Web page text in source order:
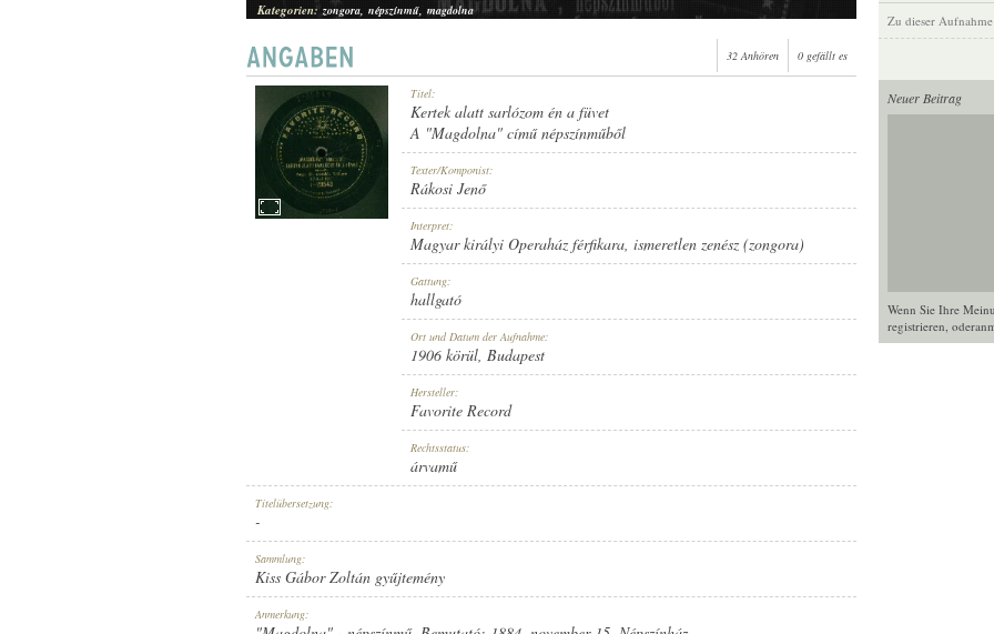
Zu dieser
Neuer Beitrag
Wenn Sie Ihre
registrieren, oder
HALLGATÓ
1906 KÖRÜL
FAVORITE RECORD
1-29543
Kategorien: zongora népszínmű magdolna
32 Anhören 0 gefällt es
Titel:
Kertek alatt sarlózom én a füvet
A "Magdolna" című népszínműből
Texter/Komponist:
Rákosi Jenő
Interpret:
Magyar királyi Operaház férfikara, ismeretlen zenész (zongora)
Gattung:
hallgató
Ort und Datum der Aufnahme:
1906 körül, Budapest
Hersteller:
Favorite Record
Rechtsstatus:
árvamű
Titelübersetzung:
-
Sammlung:
Kiss Gábor Zoltán gyűjtemény
Anmerkung: